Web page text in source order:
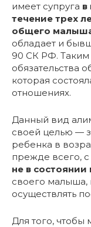
имеет супруга в
течение трех
общего
обладает и
90 СК РФ.
обязательства
которая
отношениях.
Данный вид
своей целью —
ребенка в
прежде всего,
не в
своего малыша,
осуществлять
Для того, чтобы